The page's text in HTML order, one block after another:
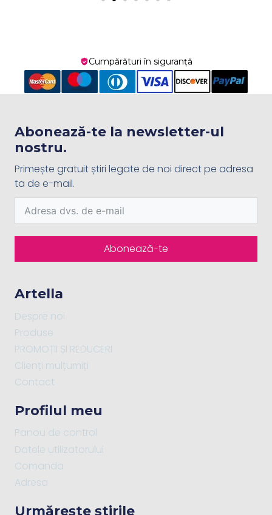
Cumpărături în siguranță
Urmărește știrile
Profilul meu
Panou de control
Datele utilizatorului
Comanda
Adresa
Artella
Despre noi
Produse
PROMOȚII ȘI REDUCERI
Clienți mulțumiți
Contact
Abonează-te la newsletter-ul
nostru.
Primește gratuit știri legate de noi direct pe adresa
ta de e-mail.
Abonează-te